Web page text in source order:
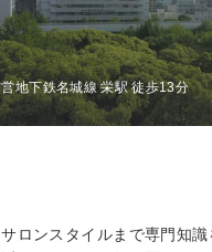
地下鉄名城線 栄駅 徒歩13分
ロンスタイルまで専門知識